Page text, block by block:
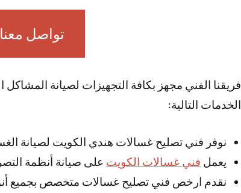
تواصل معنا
فريقنا الفني مجهز بكافة التجهيزات لصيانة
الخدمات التالية:
نوفر فني تصليح غسالات هندي الكويت لصيانة
يعمل فني غسالات الكويت على صيانة أنظمة
نقدم ارخص فني تصليح غسالات متخصص بجميع